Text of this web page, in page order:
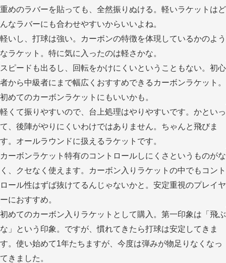
重めのラバーを貼っても、全然振りぬける。軽いラケットはど
んなラバーにも合わせやすいからいいよね。
軽いし、打球は強い。カーボンの特徴を体現しているかのよう
なラケット。特に気に入ったのは軽さかな。
スピードも出るし、回転をかけにくいということもない。初心
者から中級者にまで幅広くおすすめできるカーボンラケット。
初めてのカーボンラケットにもいいかも。
軽くて振りやすいので、台上処理はやりやすいです。かといっ
て、後陣がやりにくいわけではありません。ちゃんと飛びま
す。オールラウンドに扱えるラケットです。
カーボンラケット特有のコントロールしにくさというものがな
く、クセなく使えます。カーボン入りラケットの中でもコント
ロール性はずば抜けてるんじゃないかと。安定重視のプレイヤ
ーにおすすめ。
初めてのカーボン入りラケットとして購入。第一印象は「飛ぶ
な」という印象。ですが、慣れてきたら打球は安定してきま
す。使い始めて1年たちますが、今度は弾みが物足りなくなっ
てきました。